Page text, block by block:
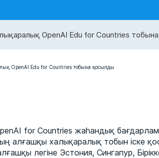
OpenAI Edu for Countries
for Countries жаһандық
алғашқы халықаралық тобын іске
легіне Эстония, Сингапур,